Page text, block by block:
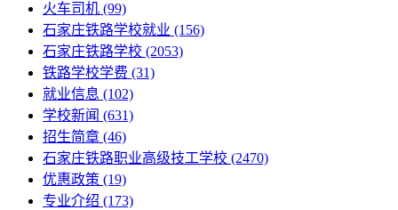
火车司机 (99)
石家庄铁路学校就业 (156)
石家庄铁路学校 (2053)
铁路学校学费 (31)
就业信息 (102)
学校新闻 (631)
招生简章 (46)
石家庄铁路职业高级技工学校 (2470)
优惠政策 (19)
专业介绍 (173)